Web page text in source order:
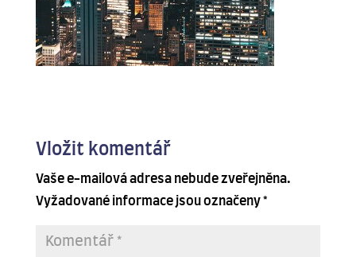
Vložit komentář
Vaše e-mailová adresa nebude zveřejněna.
Vyžadované informace jsou označeny*